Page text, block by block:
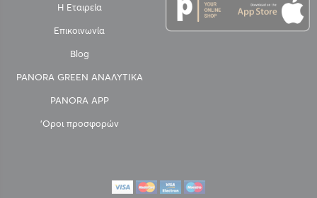
Η Εταιρεία
Επικοινωνία
Blog
PANORA GREEN ΑΝΑΛΥΤΙΚΑ
PANORA APP
'Οροι προσφορών